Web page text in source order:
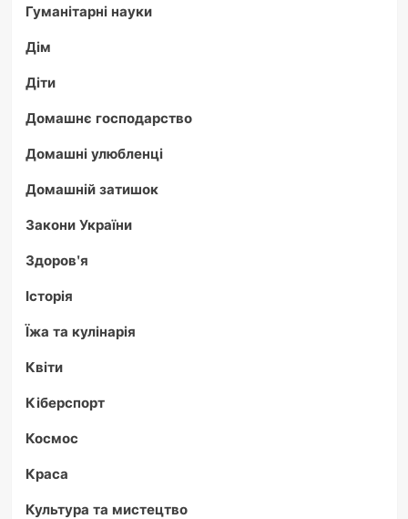
Гуманітарні науки
Дім
Діти
Домашнє господарство
Домашні улюбленці
Домашній затишок
Закони України
Здоров'я
Історія
Їжа та кулінарія
Квіти
Кіберспорт
Космос
Краса
Культура та мистецтво